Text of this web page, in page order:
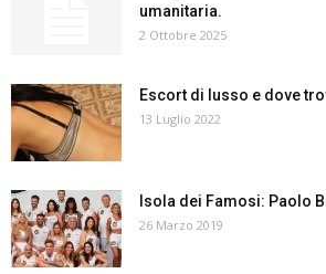
umanitaria.
2 Ottobre 2025
Escort di lusso e dove
13 Luglio 2022
Isola dei Famosi: Paolo
26 Marzo 2019